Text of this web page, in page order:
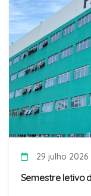
29 julho 2026
Semestre letivo